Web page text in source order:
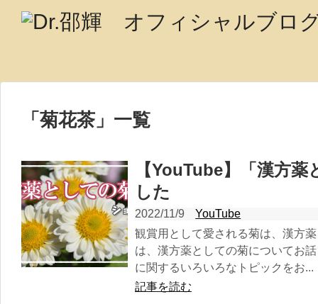
「 菊花茶 」 一覧
【YouTube】「漢方
した
2022/11/9
YouTube
観賞用として愛される菊は、漢方
は、漢方薬としての菊についてお
に関するいろいろなトピックをお...
記事を読む